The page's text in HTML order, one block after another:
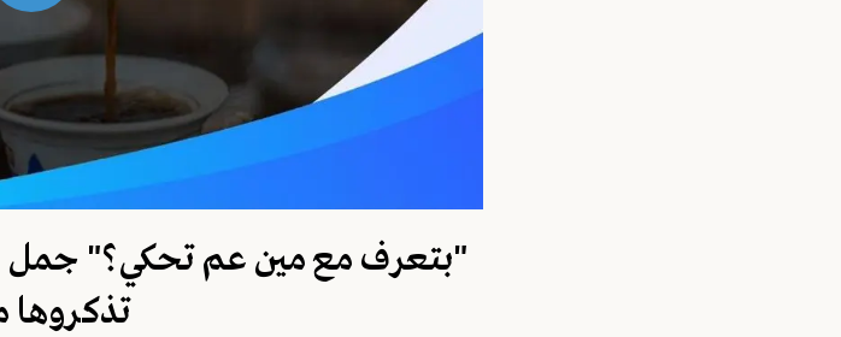
"بتعرف مع مين عم تحكي؟" جمل
تذكروها